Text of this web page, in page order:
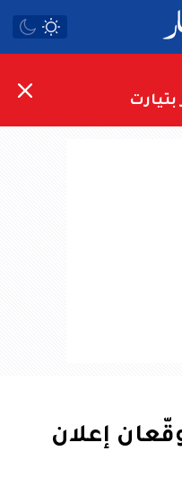
إعلان